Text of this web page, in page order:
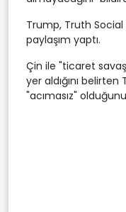
Trump, Truth Social
paylaşım yaptı.
Çin ile "ticaret
yer aldığını
"acımasız"